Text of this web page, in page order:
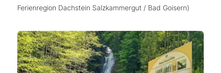
Ferienregion Dachstein Salzkammergut / Bad Goisern)